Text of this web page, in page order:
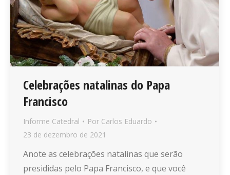
Celebrações natalinas do Papa
Francisco
Informe Catedral Por Carlos Eduardo
23 de dezembro de 2021
Anote as celebrações natalinas que serão
presididas pelo Papa Francisco, e que você